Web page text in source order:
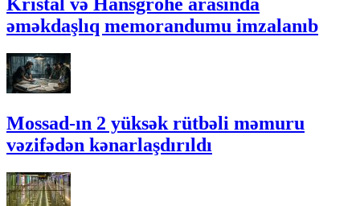
əməkdaşlıq memorandumu imzalanıb
Mossad-ın 2 yüksək rütbəli məmuru
vəzifədən kənarlaşdırıldı